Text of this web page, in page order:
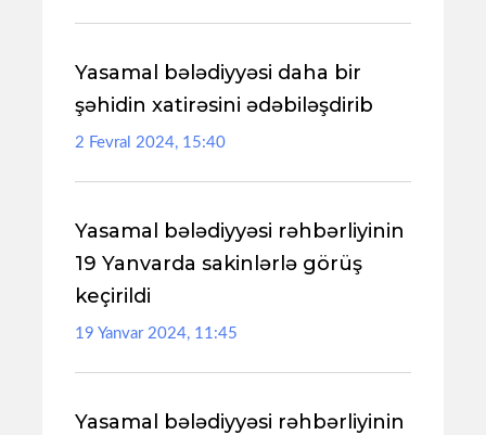
Yasamal bələdiyyəsi daha bir
şəhidin xatirəsini ədəbiləşdirib
2 Fevral 2024, 15:40
Yasamal bələdiyyəsi rəhbərliyinin
19 Yanvarda sakinlərlə görüş
keçirildi
19 Yanvar 2024, 11:45
Yasamal bələdiyyəsi rəhbərliyinin